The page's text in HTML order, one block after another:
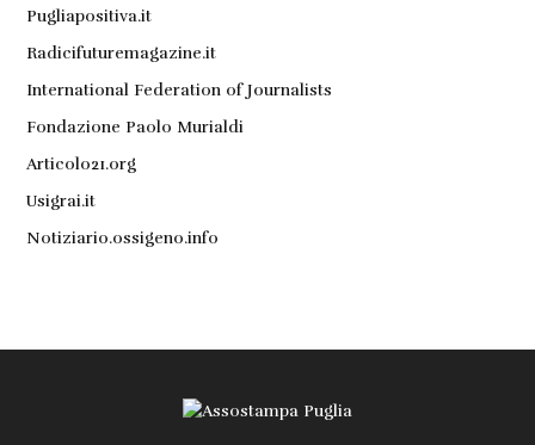
Pugliapositiva.it
Radicifuturemagazine.it
International Federation of Journalists
Fondazione Paolo Murialdi
Articolo21.org
Usigrai.it
Notiziario.ossigeno.info